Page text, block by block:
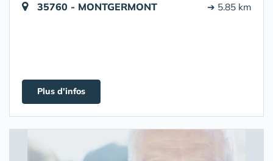
35760 - MONTGERMONT ➔ 5.85 km
Plus d'infos